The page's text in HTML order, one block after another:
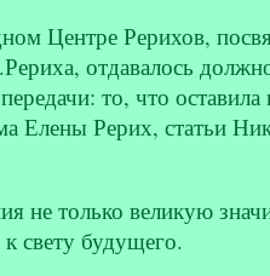
Центре Рерихов,
отдавалось
то, что оставила
Елены Рерих, статьи
не только великую
свету будущего.